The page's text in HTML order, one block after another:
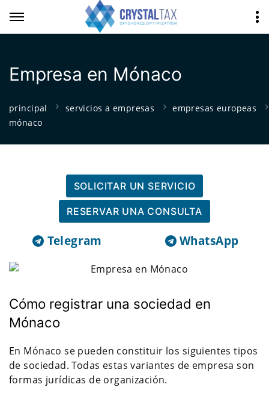
Empresa en Mónaco
principal servicios a empresas
empresas europeas
mónaco
SOLICITAR UN SERVICIO
RESERVAR UNA CONSULTA
Telegram WhatsApp
Cómo registrar una sociedad en
Mónaco
En Mónaco se pueden constituir los siguientes tipos
de sociedad. Todas estas variantes de empresa son
formas jurídicas de organización.